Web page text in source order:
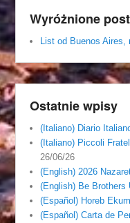
Wyróżnione
List od Buenos Aires,
Ostatnie wpisy
(Italiano) Diario
(Italiano) Piccoli
26/06/26
(English) 2026
(English) Be Brothers
(Español) Horeb
(Español) Carta de